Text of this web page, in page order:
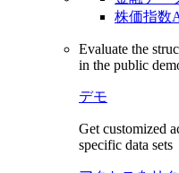
株価指数
Evaluate the
in the public
デモ
Get customized
specific data sets